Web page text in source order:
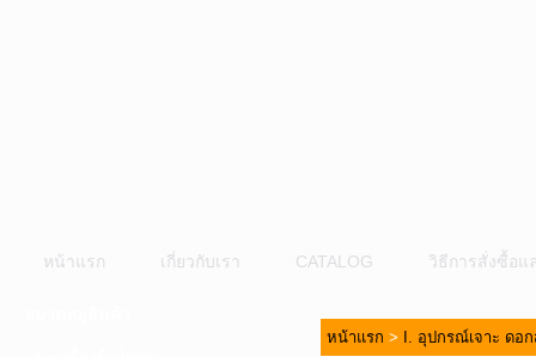
หน้าแรก เกี่ยวกับเรา CATALOG วิธีการสั่งซื้อแ
หน้าแรก > I. อุปกรณ์เจาะ ดอ